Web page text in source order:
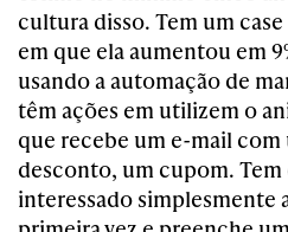
cultura disso. Tem um
em que ela aumentou em
usando a automação de
têm ações em utilizem o
que recebe um e-mail
desconto, um cupom.
interessado simplesmente